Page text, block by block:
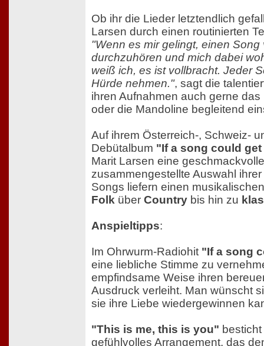
Ob ihr die Lieder letztendlich
Larsen durch einen routinierten
"Wenn es mir gelingt, einen
durchzuhören und mich dabei
weiß ich, es ist vollbracht. Jeder
Hürde nehmen.", sagt die
ihren Aufnahmen auch gerne das
oder die Mandoline begleitend
Auf ihrem Österreich-, Schweiz-
Debütalbum "If a song could
Marit Larsen eine
zusammengestellte Auswahl
Songs liefern einen
Folk über Country bis hin zu
Anspieltipps:
Im Ohrwurm-Radiohit "If a song
eine liebliche Stimme zu
empfindsame Weise ihren
Ausdruck verleiht. Man wünscht
sie ihre Liebe wiedergewinnen
"This is me, this is you"
gefühlvolles Arrangement, das